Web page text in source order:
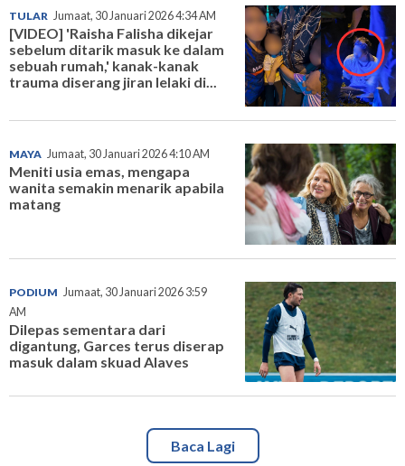
TULAR Jumaat, 30 Januari 2026 4:34 AM
[VIDEO] 'Raisha Falisha dikejar
sebelum ditarik masuk ke dalam
sebuah rumah,' kanak-kanak
trauma diserang jiran lelaki di...
MAYA Jumaat, 30 Januari 2026 4:10 AM
Meniti usia emas, mengapa
wanita semakin menarik apabila
matang
PODIUM Jumaat, 30 Januari 2026 3:59
AM
Dilepas sementara dari
digantung, Garces terus diserap
masuk dalam skuad Alaves
Baca Lagi